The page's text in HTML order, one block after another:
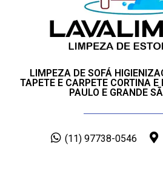
LIMPEZA DE SOFÁ
TAPETE E CARPETE CORTINA
PAULO E GRANDE
(11) 97738-0546